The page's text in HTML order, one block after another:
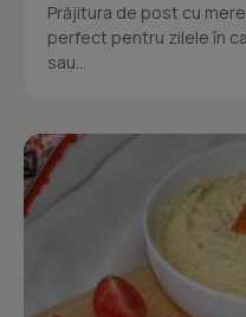
Prăjitura de post cu
perfect pentru zilele în
sau...